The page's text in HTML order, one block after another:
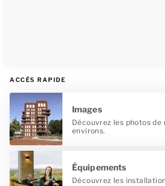
ACCÈS RAPIDE
Images
Découvrez les photos
environs.
Équipements
Découvrez les